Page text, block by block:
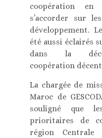
coopération
s’accorder sur
développement.
été aussi éclairés
dans la
coopération
La chargée de
Maroc de
souligné que
prioritaires de
région Centrale